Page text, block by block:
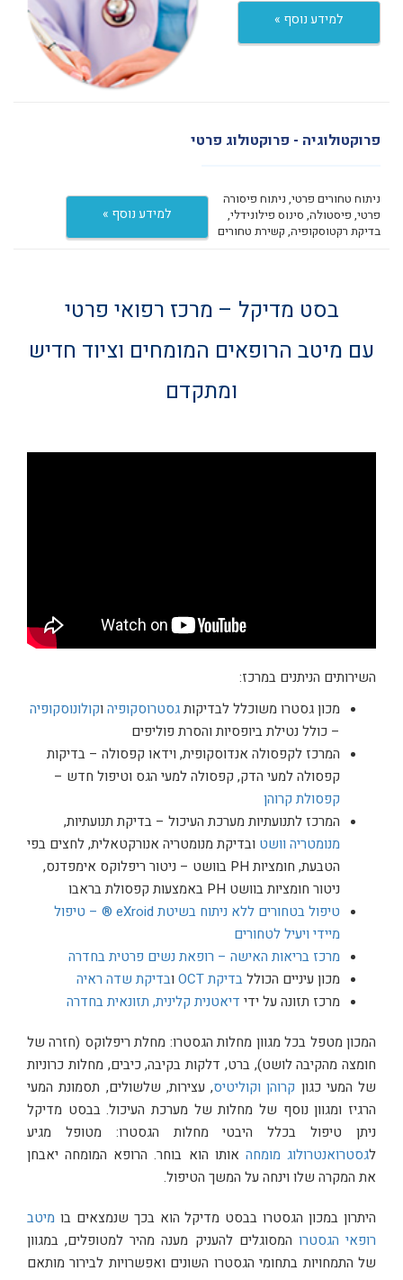
למידע נוסף »
פרוקטולוגיה - פרוקטולוג פרטי
ניתוח טחורים פרטי, ניתוח פיסורה
פרטי, פיסטולה, סינוס פילונידלי,
בדיקת רקטוסקופיה, קשירת טחורים
למידע נוסף »
בסט מדיקל – מרכז רפואי פרטי
עם מיטב הרופאים המומחים וציוד חדיש
ומתקדם
השירותים הניתנים במרכז:
מכון גסטרו משוכלל לבדיקותגסטרוסקופיה וקולונוסקופיה
– כולל נטילת ביופסיות והסרת פוליפים
המרכז לקפסולה אנדוסקופית, וידאו קפסולה – בדיקות
קפסולה למעי הדק, קפסולה למעי הגס וטיפול חדש –
קפסולת קרוהן
המרכז לתנועתיות מערכת העיכול – בדיקת תנועתיות,
מנומטריה וושט ובדיקת מנומטריה אנורקטאלית, לחצים בפי
הטבעת, חומציות PH בוושט – ניטור ריפלוקס אימפדנס,
ניטור חומציות בוושט PH באמצעות קפסולת בראבו
טיפול בטחורים ללא ניתוח בשיטת eXroid ® – טיפול
מיידי ויעיל לטחורים
מרכז בריאות האישה – רופאת נשים פרטית בחדרה
מכון עיניים הכוללבדיקת OCT ובדיקת שדה ראיה
מרכז תזונה על ידי דיאטנית קלינית, תזונאית בחדרה
המכון מטפל בכל מגוון מחלות הגסטרו: מחלת ריפלוקס (חזרה של
חומצה מהקיבה לושט), ברט, דלקות בקיבה, כיבים, מחלות כרוניות
של המעי כגון קרוהן וקוליטיס, עצירות, שלשולים, תסמונת המעי
הרגיז ומגוון נוסף של מחלות של מערכת העיכול. בבסט מדיקל
ניתן טיפול בכלל היבטי מחלות הגסטרו: מטופל מגיע
לגסטרואנטרולוג מומחה אותו הוא בוחר. הרופא המומחה יאבחן
את המקרה שלו וינחה על המשך הטיפול.
היתרון במכון הגסטרו בבסט מדיקל הוא בכך שנמצאים בו מיטב
רופאי הגסטרו המסוגלים להעניק מענה מהיר למטופלים, במגוון
של התמחויות בתחומי הגסטרו השונים ואפשרויות לבירור מותאם